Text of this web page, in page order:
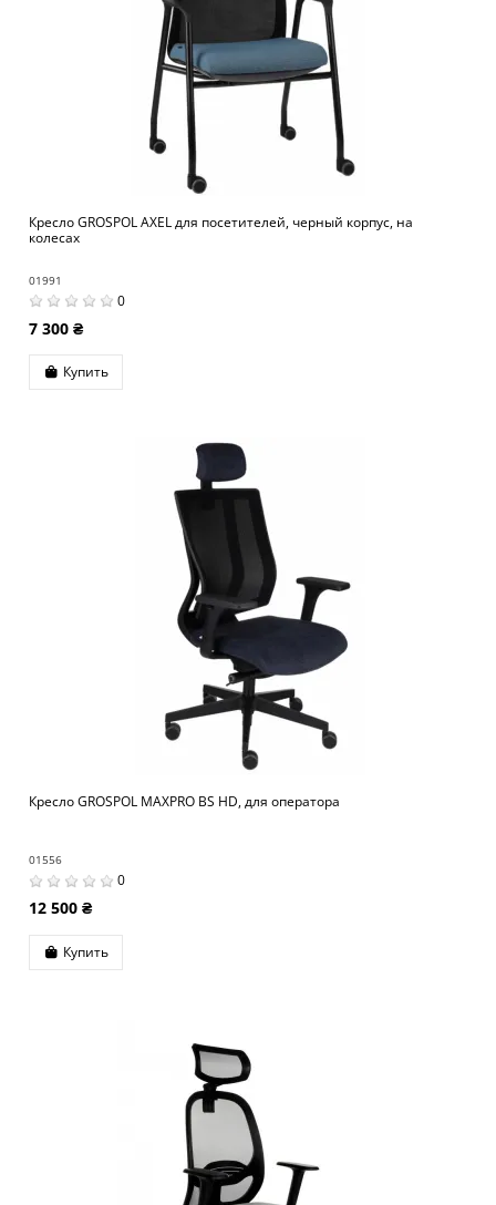
Кресло GROSPOL AXEL для посетителей, черный корпус, на
колесах
01991
0
7 300 ₴
Купить
Кресло GROSPOL MAXPRO BS HD, для оператора
01556
0
12 500 ₴
Купить